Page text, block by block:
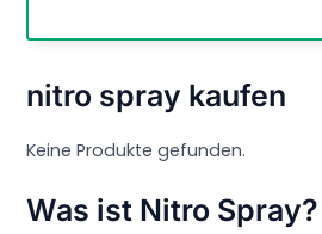
nitro spray kaufen
Keine Produkte gefunden.
Was ist Nitro Spray?